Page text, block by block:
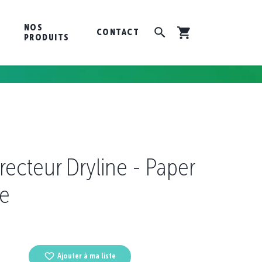
NOS
PRODUITS
CONTACT
Dryline - Paper
Ajouter à ma liste